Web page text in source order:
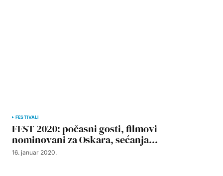
FESTIVALI
FEST 2020: počasni gosti, filmovi
nominovani za Oskara, sećanja…
16. januar 2020.